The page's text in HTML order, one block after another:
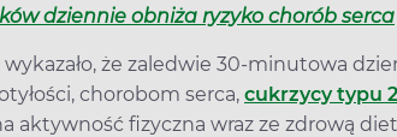
dziennie obniża ryzyko chorób serca
że zaledwie 30-minutowa
chorobom serca, cukrzycy typu
aktywność fizyczna wraz ze zdrową